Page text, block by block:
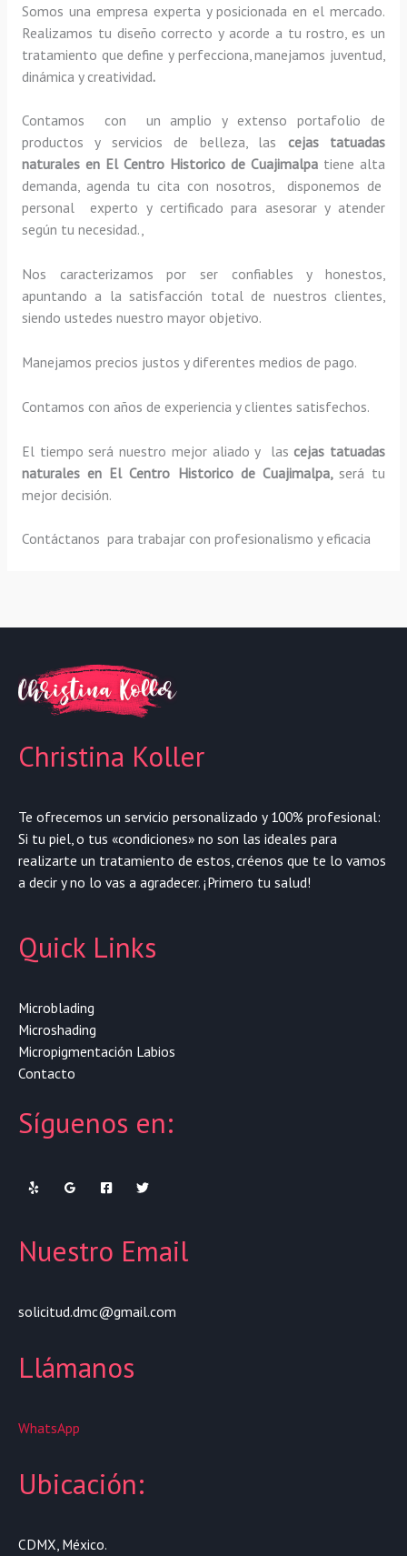
Somos una empresa experta y posicionada en el mercado.
Realizamos tu diseño correcto y acorde a tu rostro, es un
tratamiento que define y perfecciona, manejamos juventud,
dinámica y creatividad.
Contamos con un amplio y extenso portafolio de
productos y servicios de belleza, las cejas tatuadas
naturales en El Centro Historico de Cuajimalpa tiene alta
demanda, agenda tu cita con nosotros, disponemos de
personal experto y certificado para asesorar y atender
según tu necesidad.,
Nos caracterizamos por ser confiables y honestos,
apuntando a la satisfacción total de nuestros clientes,
siendo ustedes nuestro mayor objetivo.
Manejamos precios justos y diferentes medios de pago.
Contamos con años de experiencia y clientes satisfechos.
El tiempo será nuestro mejor aliado y lascejas tatuadas
naturalesen El Centro Historico de Cuajimalpa, será tu
mejor decisión.
Contáctanos para trabajar con profesionalismo y eficacia
Christina Koller
Te ofrecemos un servicio personalizado y 100% profesional:
Si tu piel, o tus «condiciones» no son las ideales para
realizarte un tratamiento de estos, créenos que te lo vamos
a decir y no lo vas a agradecer. ¡Primero tu salud!
Quick Links
Microblading
Microshading
Micropigmentación Labios
Contacto
Síguenos en:
Nuestro Email
solicitud.dmc@gmail.com
Llámanos
WhatsApp
Ubicación:
CDMX, México.